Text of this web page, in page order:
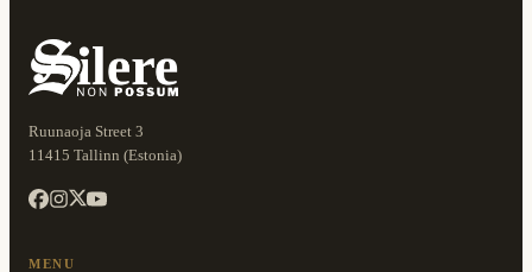
Ruunaoja Street 3
11415 Tallinn (Estonia)
MENU